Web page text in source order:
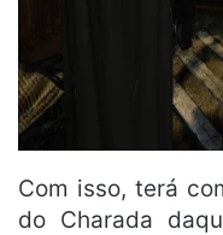
Com isso, terá
do Charada